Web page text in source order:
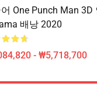
One Punch Man 3D
배낭 2020
- ₩5,718,700